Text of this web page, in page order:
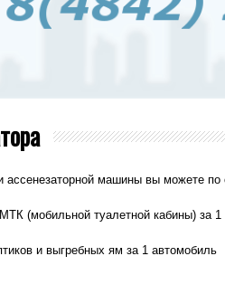
ассенезаторной машины вы можете
(мобильной туалетной кабины) за 1
и выгребных ям за 1 автомобиль